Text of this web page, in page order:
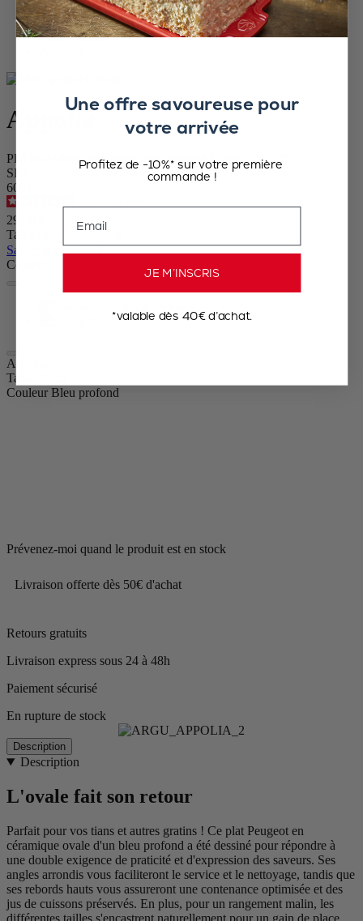
Accueil
Plats four
Tous les plats
Appolia
Plat four céramique ovale bleu profond 31 cm - 10 1/2“
SKU
60619
29,90 €
Taille
Sauter le carrousel
Couleur
Rouge
Appolia
Taille
Couleur Bleu profond
Prévenez-moi quand le produit est en stock
Livraison offerte dès 50€ d'achat
Retours gratuits
Livraison express sous 24 à 48h
Paiement sécurisé
En rupture de stock
Description
Description
L'ovale fait son retour
Parfait pour vos tians et autres gratins ! Ce plat Peugeot en
céramique ovale d'un bleu profond a été dessiné pour répondre à
une double exigence de praticité et d'expression des saveurs. Ses
angles arrondis vous faciliteront le service et le nettoyage, tandis que
ses rebords hauts vous assureront une contenance optimisée et des
jus de cuissons préservés. En plus, pour un rangement malin, les
différentes tailles s'encastrent naturellement pour un gain de place
Une offre savoureuse pour
votre arrivée
Profitez de -10%* sur votre première
commande !
JE M’INSCRIS
*valable dès 40€ d’achat.